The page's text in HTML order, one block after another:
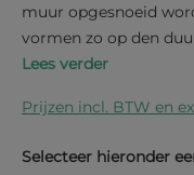
muur opgesnoeid
vormen zo op den
Lees verder
Prijzen incl. BTW en
Selecteer hieronder